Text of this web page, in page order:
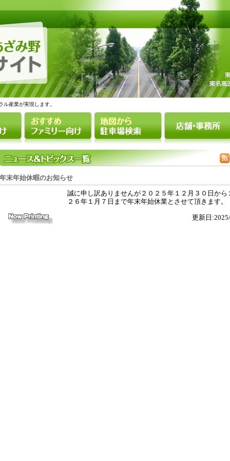
産業が実現します。
末年始休暇のお知らせ
誠に申し訳ありませんが２０２５年１２月３０日から
２６年１月７日まで年末年始休業とさせて頂きます。
更新日